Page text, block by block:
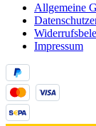
Allgemeine
Impressum